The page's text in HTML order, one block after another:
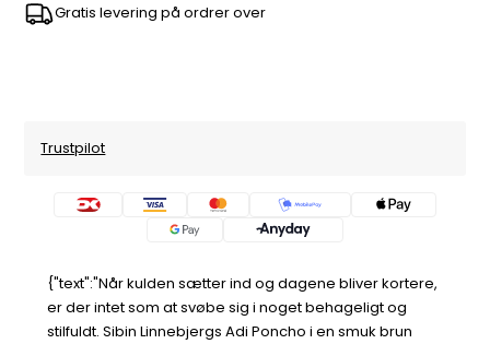
Gratis levering på ordrer over
Trustpilot
{"text":"Når kulden sætter ind og dagene bliver kortere,
er der intet som at svøbe sig i noget behageligt og
stilfuldt. Sibin Linnebjergs Adi Poncho i en smuk brun